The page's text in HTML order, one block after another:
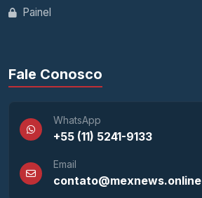
Painel
Fale Conosco
WhatsApp
+55 (11) 5241-9133
Email
contato@mexnews.online